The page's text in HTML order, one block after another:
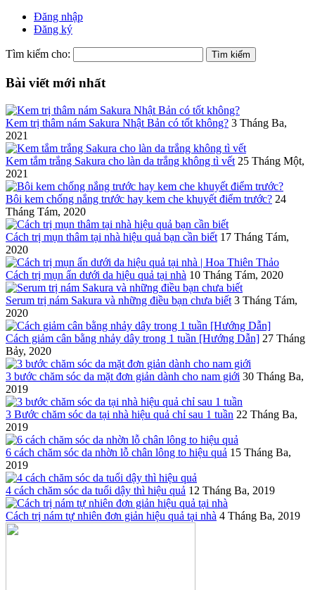
Đăng nhập
Đăng ký
Tìm kiếm cho:
Bài viết mới nhất
Kem trị thâm nám Sakura Nhật Bản có tốt không? 3 Tháng Ba,
2021
Kem tắm trắng Sakura cho làn da trắng không tì vết 25 Tháng Một,
2021
Bôi kem chống nắng trước hay kem che khuyết điểm trước? 24
Tháng Tám, 2020
Cách trị mụn thâm tại nhà hiệu quả bạn cần biết 17 Tháng Tám,
2020
Cách trị mụn ẩn dưới da hiệu quả tại nhà 10 Tháng Tám, 2020
Serum trị nám Sakura và những điều bạn chưa biết 3 Tháng Tám,
2020
Cách giảm cân bằng nhảy dây trong 1 tuần [Hướng Dẫn] 27 Tháng
Bảy, 2020
3 bước chăm sóc da mặt đơn giản dành cho nam giới 30 Tháng Ba,
2019
3 Bước chăm sóc da tại nhà hiệu quả chỉ sau 1 tuần 22 Tháng Ba,
2019
6 cách chăm sóc da nhờn lỗ chân lông to hiệu quả 15 Tháng Ba,
2019
4 cách chăm sóc da tuổi dậy thì hiệu quả 12 Tháng Ba, 2019
Cách trị nám tự nhiên đơn giản hiệu quả tại nhà 4 Tháng Ba, 2019